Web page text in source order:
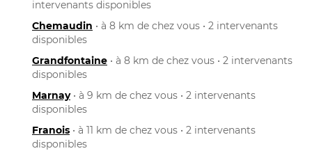
intervenants disponibles
Chemaudin • à 8 km de chez vous • 2 intervenants
disponibles
Grandfontaine • à 8 km de chez vous • 2 intervenants
disponibles
Marnay• à 9 km de chez vous • 2 intervenants
disponibles
Franois • à 11 km de chez vous • 2 intervenants
disponibles